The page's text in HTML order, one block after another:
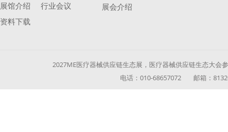
展馆介绍
行业会议
资料下载
展会介绍
2027ME医疗器械供应链生态展，医疗器械供应链生态大
电话：010-68657072 邮箱：